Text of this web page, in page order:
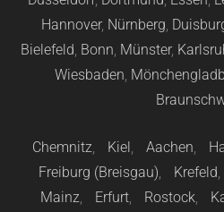
Hannover, Nürnberg,
Bielefeld, Bonn, Münster,
Wiesbaden,
Chemnitz, Kiel, Aachen,
Freiburg (Breisgau), Krefeld,
Mainz, Erfurt, Rostock,